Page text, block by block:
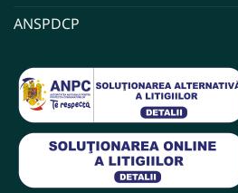
ANSPDCP